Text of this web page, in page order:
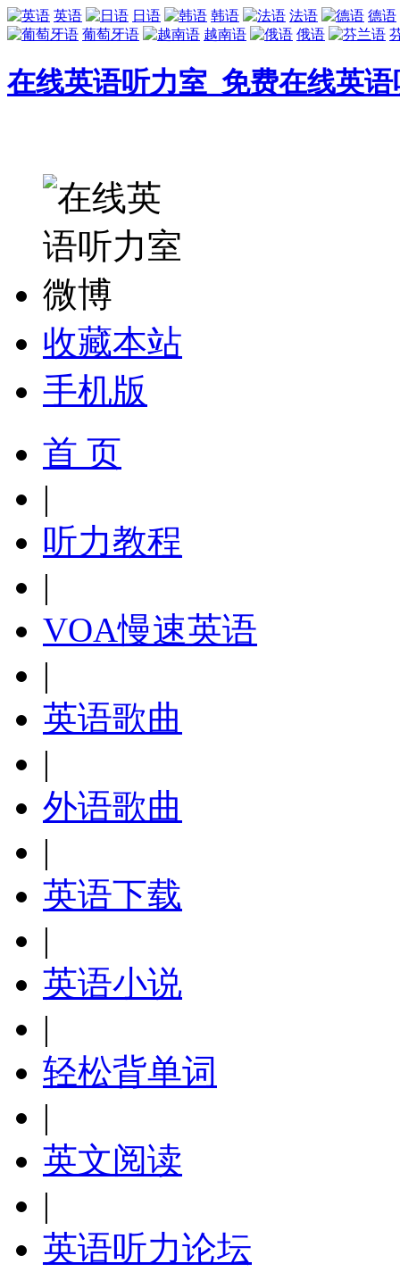
英语 日语 韩语 法语
德语
葡萄牙语
越南语 俄语
在线英语听力室_免费在线英
收藏本站
手机版
首 页
|
听力教程
|
VOA慢速英语
|
英语歌曲
|
外语歌曲
|
英语下载
|
英语小说
|
轻松背单词
|
英文阅读
|
英语听力论坛